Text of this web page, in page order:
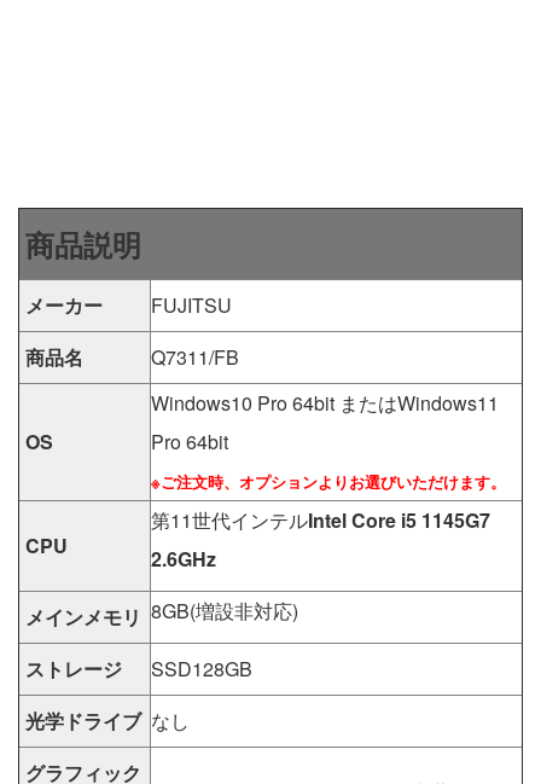
商品説明
メーカー
FUJITSU
商品名
Q7311/FB
OS
Windows10 Pro 64bit またはWindows11
Pro 64bit
※ご注文時、オプションよりお選びいただけます。
CPU
第11世代インテルIntel Core i5 1145G7
2.6GHz
メインメモリ 8GB(増設非対応)
ストレージ
SSD128GB
光学ドライブ なし
グラフィック